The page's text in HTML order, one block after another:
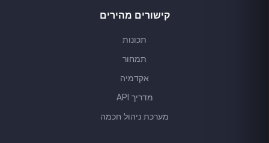
קישורים מהירים
תכונות
תמחור
אקדמיה
מדריך API
מערכת ניהול חכמה